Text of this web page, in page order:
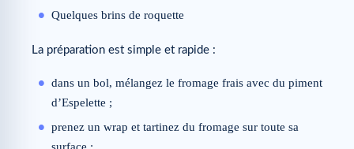
Quelques brins de roquette
La préparation est simple et rapide :
dans un bol, mélangez le fromage frais avec du piment
d’Espelette ;
prenez un wrap et tartinez du fromage sur toute sa